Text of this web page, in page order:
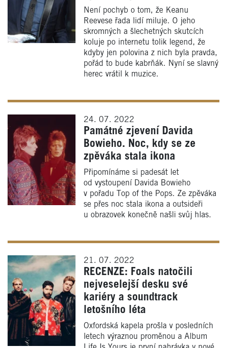
Není pochyb o tom, že Keanu
Reevese řada lidí miluje. O jeho
skromných a šlechetných skutcích
koluje po internetu tolik legend, že
kdyby jen polovina z nich byla pravda,
pořád to bude kabrňák. Nyní se slavný
herec vrátil k muzice.
24. 07. 2022
Památné zjevení Davida
Bowieho. Noc, kdy se ze
zpěváka stala ikona
Připomínáme si padesát let
od vystoupení Davida Bowieho
v pořadu Top of the Pops. Ze zpěváka
se přes noc stala ikona a outsideři
u obrazovek konečně našli svůj hlas.
21. 07. 2022
RECENZE: Foals natočili
nejveselejší desku své
kariéry a soundtrack
letošního léta
Oxfordská kapela prošla v posledních
letech výraznou proměnou a Album